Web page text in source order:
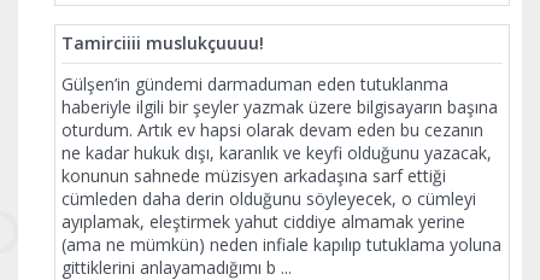
Tamirciiii muslukçuuuu!
Gülşen’in gündemi darmaduman eden tutuklanma
haberiyle ilgili bir şeyler yazmak üzere bilgisayarın başına
oturdum. Artık ev hapsi olarak devam eden bu cezanın
ne kadar hukuk dışı, karanlık ve keyfi olduğunu yazacak,
konunun sahnede müzisyen arkadaşına sarf ettiği
cümleden daha derin olduğunu söyleyecek, o cümleyi
ayıplamak, eleştirmek yahut ciddiye almamak yerine
(ama ne mümkün) neden infiale kapılıp tutuklama yoluna
gittiklerini anlayamadığımı b ...